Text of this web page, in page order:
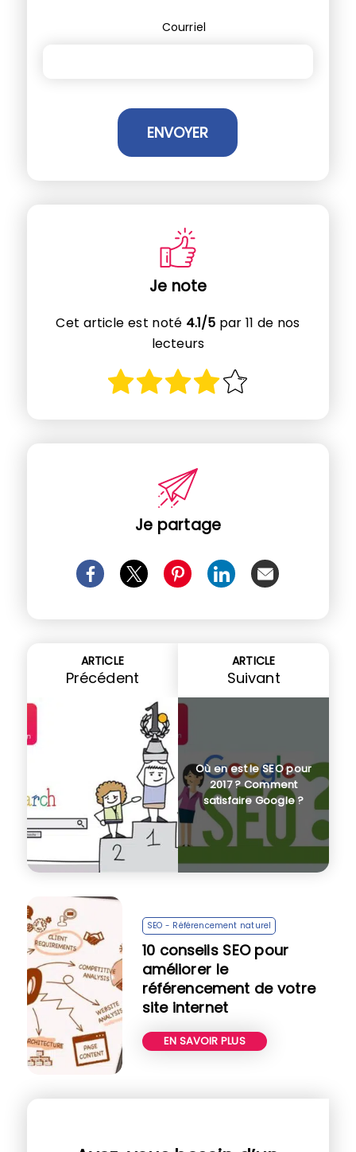
Courriel
Je note
Cet article est noté 4.1/5 par 11 de nos
lecteurs
Je partage
ARTICLE
Précédent
ARTICLE
Suivant
Où en est le SEO pour
2017 ? Comment
satisfaire Google ?
SEO - Référencement naturel
10 conseils SEO pour
améliorer le
référencement de votre
site internet
EN SAVOIR PLUS